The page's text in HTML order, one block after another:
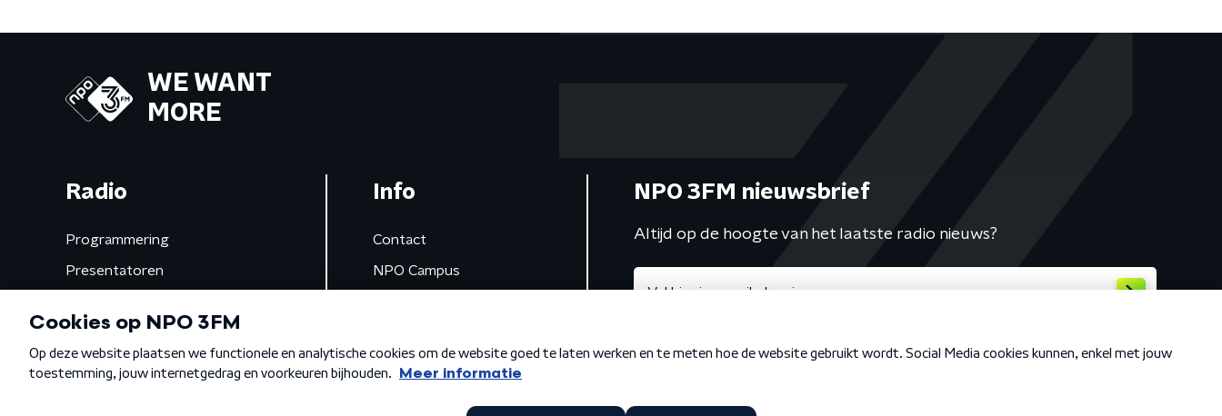
WE WANT
MORE
Radio
Programmering
Presentatoren
Gemist
Info
Contact
NPO Campus
NPO 3FM nieuwsbrief
Altijd op de hoogte van het laatste radio nieuws?
Algemene voorwaarden Privacybeleid